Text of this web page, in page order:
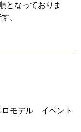
となっておりま
。
ロモデル イベント